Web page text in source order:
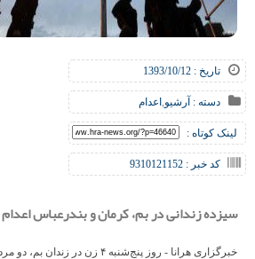
تاریخ : 1393/10/12
دسته : آرشیو,اعدام
لینک کوتاه :
کد خبر : 9310121152
سیزده زندانی در بم، کرمان و بندرعباس
خبرگزاری هرانا - روز پنج‌شنبه ۴